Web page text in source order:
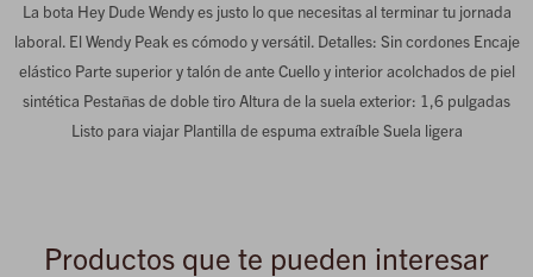
La bota Hey Dude Wendy es justo lo que necesitas al terminar tu jornada
laboral. El Wendy Peak es cómodo y versátil. Detalles: Sin cordones Encaje
elástico Parte superior y talón de ante Cuello y interior acolchados de piel
sintética Pestañas de doble tiro Altura de la suela exterior: 1,6 pulgadas
Listo para viajar Plantilla de espuma extraíble Suela ligera
Productos que te pueden interesar